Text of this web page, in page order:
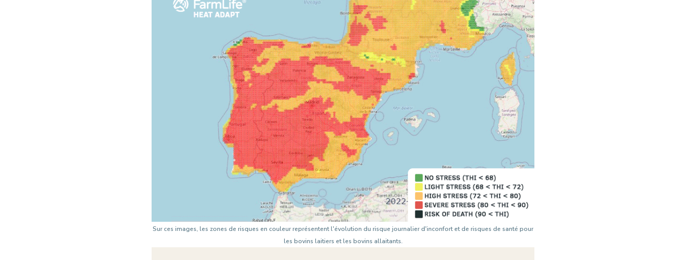
Sur ces images, les zones de risques en couleur représentent l'évolution du risque journalier d'inconfort et de risques de santé pour
les bovins laitiers et les bovins allaitants.